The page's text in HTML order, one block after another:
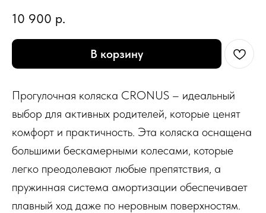
10 900 р.
В корзину
Прогулочная коляска CRONUS – идеальный
выбор для активных родителей, которые ценят
комфорт и практичность. Эта коляска оснащена
большими бескамерными колесами, которые
легко преодолевают любые препятствия, а
пружинная система амортизации обеспечивает
плавный ход даже по неровным поверхностям.